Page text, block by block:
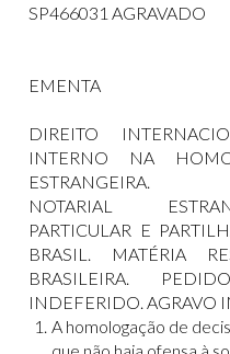
SP466031 AGRAVADO
EMENTA
DIREITO
INTERNO NA
NOTARIAL
PARTICULAR E
BRASIL. MATÉRIA
BRASILEIRA.
INDEFERIDO. AGRAVO
A homologação de